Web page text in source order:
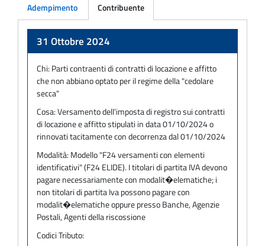
Adempimento Contribuente
31 Ottobre 2024
Chi: Parti contraenti di contratti di locazione e affitto
che non abbiano optato per il regime della "cedolare
secca"
Cosa:Versamento dell'imposta di registro sui contratti
di locazione e affitto stipulati in data 01/10/2024 o
rinnovati tacitamente con decorrenza dal 01/10/2024
Modalità: Modello "F24 versamenti con elementi
identificativi" (F24 ELIDE). I titolari di partita IVA devono
pagare necessariamente con modalit�elematiche; i
non titolari di partita Iva possono pagare con
modalit�elematiche oppure presso Banche, Agenzie
Postali, Agenti della riscossione
Codici Tributo: